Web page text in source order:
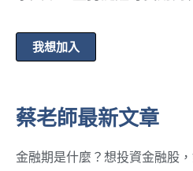
我想加入
蔡老師最新文章
金融期是什麼？想投資金融股